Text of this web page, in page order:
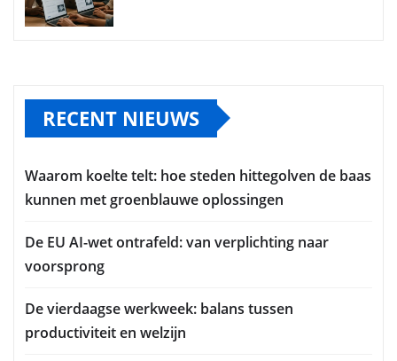
RECENT NIEUWS
Waarom koelte telt: hoe steden hittegolven de baas
kunnen met groenblauwe oplossingen
De EU AI-wet ontrafeld: van verplichting naar
voorsprong
De vierdaagse werkweek: balans tussen
productiviteit en welzijn